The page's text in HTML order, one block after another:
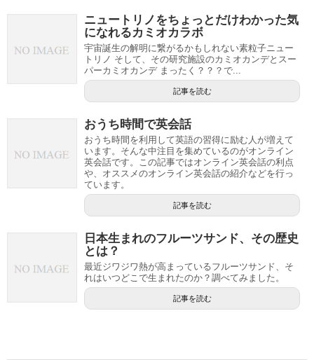
ニュートリノをちょっとだけわかった気
になれるカミオカラボ
宇宙誕生の解明に繋がるかもしれない素粒子ニュー
トリノ そして、その研究施設のカミオカンデとスー
パーカミオカンデ まったく？？？で...
記事を読む
おうち時間で英会話
おうち時間を利用して英語の習得に励む人が増えて
います。そんな中注目を集めているのがオンライン
英会話です。この記事ではオンライン英会話の利点
や、オススメのオンライン英会話の紹介などを行っ
ています。
記事を読む
日本生まれのフルーツサンド、その歴史
とは？
最近ジワジワ熱が高まっているフルーツサンド、そ
れはいつどこで生まれたのか？調べてみました。
記事を読む